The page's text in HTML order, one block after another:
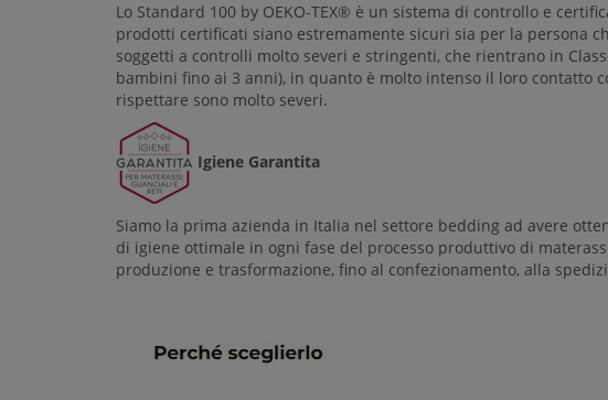
Lo Standard 100 by OEKO-TEX® è un sistema di controllo e
prodotti certificati siano estremamente sicuri sia per la persona
soggetti a controlli molto severi e stringenti, che rientrano in
bambini fino ai 3 anni), in quanto è molto intenso il loro contatto
rispettare sono molto severi.
Igiene Garantita
Siamo la prima azienda in Italia nel settore bedding ad avere
di igiene ottimale in ogni fase del processo produttivo di
produzione e trasformazione, fino al confezionamento, alla